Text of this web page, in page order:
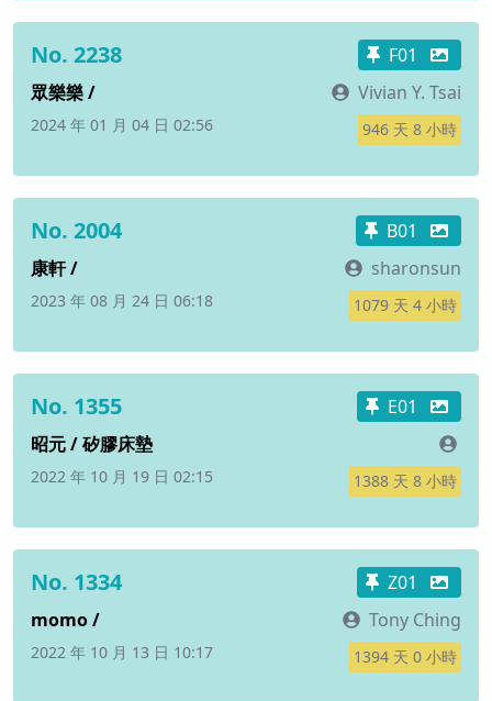
No. 2238
F01
眾樂樂 /
Vivian Y. Tsai
2024 年 01 月 04 日 02:56 946 天 8 小時
No. 2004
B01
康軒 /
sharonsun
2023 年 08 月 24 日 06:18 1079 天 4 小時
No. 1355
E01
昭元 / 矽膠床墊
2022 年 10 月 19 日 02:15 1388 天 8 小時
No. 1334
Z01
momo /
Tony Ching
2022 年 10 月 13 日 10:17 1394 天 0 小時